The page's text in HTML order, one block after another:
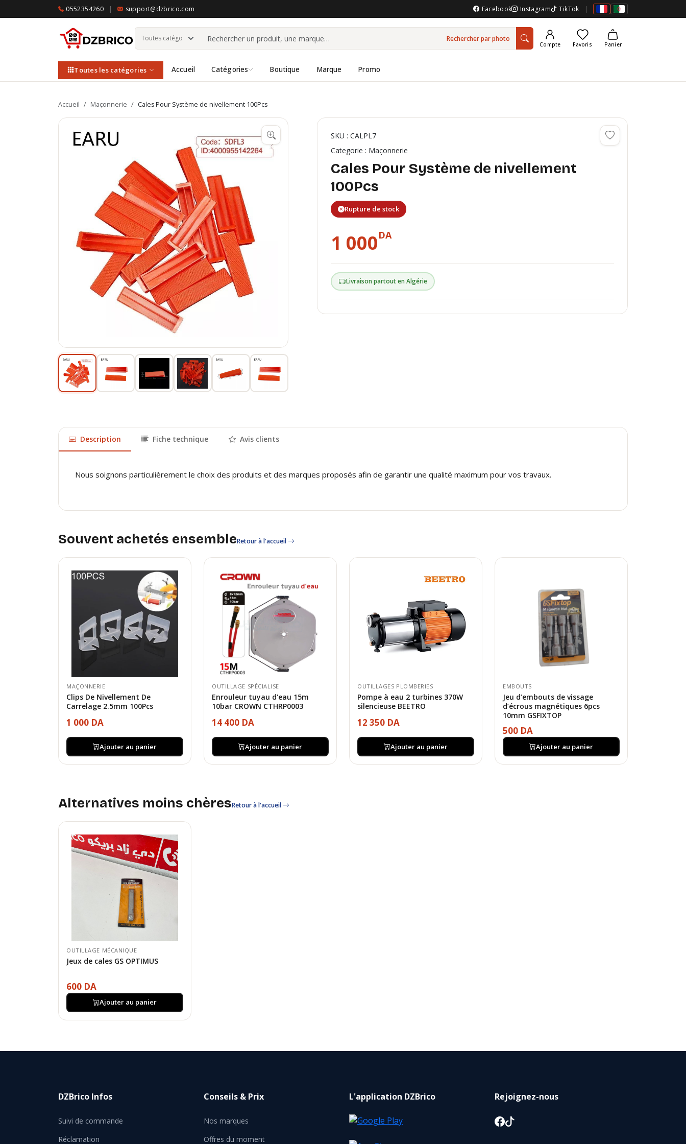
0552354260 | support@dzbrico.com Facebook Instagram TikTok |
Rechercher par photo
Compte Favoris Panier
Toutes les catégories Accueil Catégories Boutique Marque Promo
Accueil / Maçonnerie / Cales Pour Système de nivellement 100Pcs
SKU : CALPL7
Categorie : Maçonnerie
Cales Pour Système de nivellement
100Pcs
Rupture de stock
1 000DA
Livraison partout en Algérie
Description Fiche technique Avis clients
Nous soignons particulièrement le choix des produits et des marques proposés afin de garantir une qualité maximum pour vos travaux.
Souvent achetés ensembleRetour à l'accueil
MAÇONNERIE
Clips De Nivellement De
Carrelage 2.5mm 100Pcs
1 000 DA
Ajouter au panier
OUTILLAGE SPÉCIALISE
Enrouleur tuyau d'eau 15m
10bar CROWN CTHRP0003
14 400 DA
Ajouter au panier
OUTILLAGES PLOMBERIES
Pompe à eau 2 turbines 370W
silencieuse BEETRO
12 350 DA
Ajouter au panier
EMBOUTS
Jeu d’embouts de vissage
d’écrous magnétiques 6pcs
10mm GSFIXTOP
500 DA
Ajouter au panier
Alternatives moins chèresRetour à l'accueil
OUTILLAGE MÉCANIQUE
Jeux de cales GS OPTIMUS
600 DA
Ajouter au panier
DZBrico Infos
Suivi de commande
Réclamation
Conseils & Prix
Nos marques
Offres du moment
L'application DZBrico Rejoignez-nous